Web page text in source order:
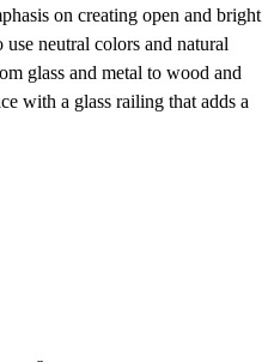
on creating open and bright
neutral colors and natural
glass and metal to wood and
with a glass railing that adds a